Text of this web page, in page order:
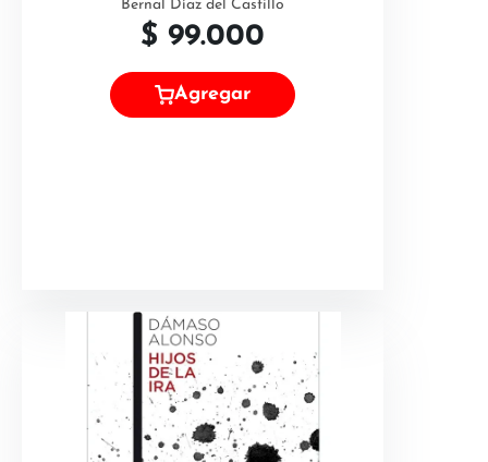
Bernal Díaz del Castillo
$ 99.000
Agregar